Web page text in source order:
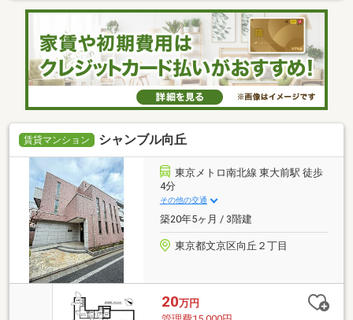
賃貸マンション シャンブル向丘
東京メトロ南北線 東大前駅 徒歩
4分
その他の交通
築20年5ヶ月 / 3階建
東京都文京区向丘２丁目
20万円